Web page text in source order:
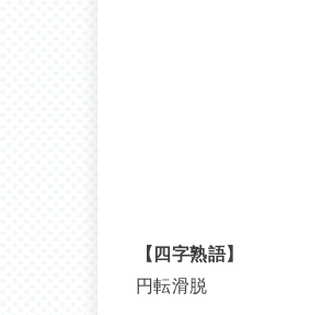
【四字熟語】
円転滑脱